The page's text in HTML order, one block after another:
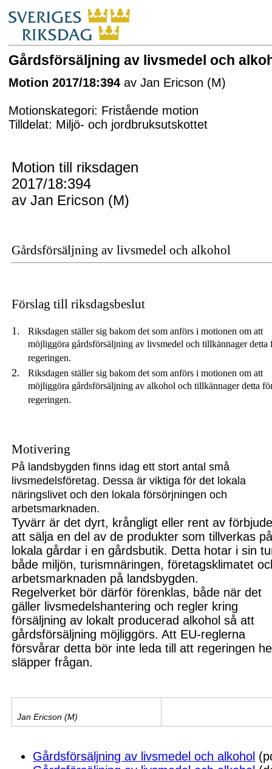
Gårdsförsäljning av livsmedel och
Motion 2017/18:394 av Jan Ericson (M)
Motionskategori: Fristående motion
Tilldelat: Miljö- och jordbruksutskottet
Motion till riksdagen
2017/18:394
av Jan Ericson (M)
Gårdsförsäljning av livsmedel och alkohol
Förslag till riksdagsbeslut
Riksdagen ställer sig bakom det som anförs i motionen om att
möjliggöra gårdsförsäljning av livsmedel och tillkännager detta
regeringen.
Riksdagen ställer sig bakom det som anförs i motionen om att
möjliggöra gårdsförsäljning av alkohol och tillkännager detta
regeringen.
Motivering
På landsbygden finns idag ett stort antal små
livsmedelsföretag. Dessa är viktiga för det lokala
näringslivet och den lokala försörjningen och
arbetsmarknaden.
Tyvärr är det dyrt, krångligt eller rent av
att sälja en del av de produkter som tillverkas
lokala gårdar i en gårdsbutik. Detta hotar i sin
både miljön, turismnäringen, företagsklimatet
arbetsmarknaden på landsbygden.
Regelverket bör därför förenklas, både när det
gäller livsmedelshantering och regler kring
försäljning av lokalt producerad alkohol så att
gårdsförsäljning möjliggörs. Att EU-reglerna
försvårar detta bör inte leda till att regeringen
släpper frågan.
Jan Ericson (M)
Gårdsförsäljning av livsmedel och alkohol